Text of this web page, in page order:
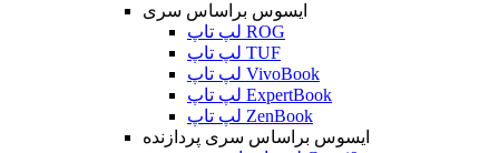
ایسوس براساس سری
لپ تاپ ROG
لپ تاپ TUF
لپ تاپ VivoBook
لپ تاپ ExpertBook
لپ تاپ ZenBook
ایسوس براساس سری پردازنده